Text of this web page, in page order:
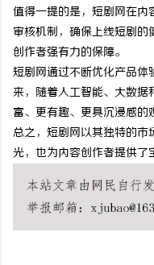
值得一提的是，短剧网在内
审核机制，确保上线短剧
创作者强有力的保障。
短剧网通过不断优化产品体
来，随着人工智能、大数
富、更有趣、更具沉浸感的
总之，短剧网以其独特的市
光，也为内容创作者提供了
标转让：专业转让流程代办，
款